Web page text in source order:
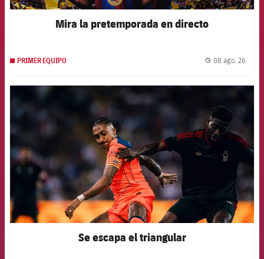
Mira la pretemporada en directo
PRIMER EQUIPO 08 ago. 26
FCB Barcelona badge
Se escapa el triangular